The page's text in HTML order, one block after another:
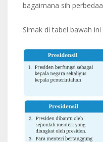
bagaimana sih
Simak di tabel bawah